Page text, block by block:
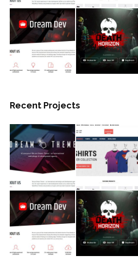
Recent Projects